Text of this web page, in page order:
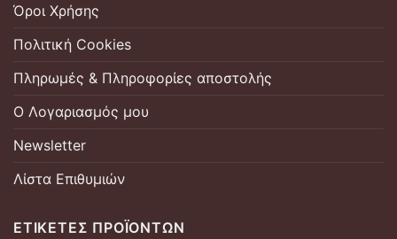
Όροι Χρήσης
Πολιτική Cookies
Πληρωμές & Πληροφορίες αποστολής
Ο Λογαριασμός μου
Newsletter
Λίστα Επιθυμιών
ΕΤΙΚΈΤΕΣ ΠΡΟΪΌΝΤΩΝ